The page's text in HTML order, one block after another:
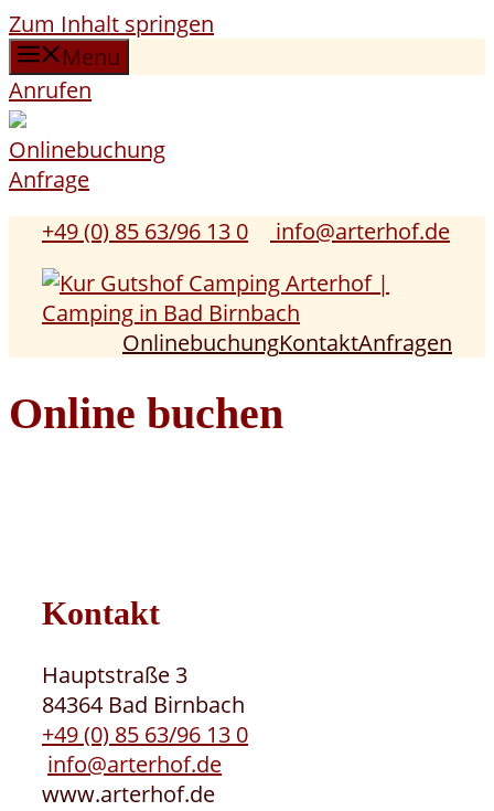
Zum Inhalt springen
Menu
Anrufen
Onlinebuchung
Anfrage
+49 (0) 85 63/96 13 0
info@arterhof.de
OnlinebuchungKontaktAnfragen
Online buchen
Kontakt
Hauptstraße 3
84364 Bad Birnbach
+49 (0) 85 63/96 13 0
info@arterhof.de
www.arterhof.de